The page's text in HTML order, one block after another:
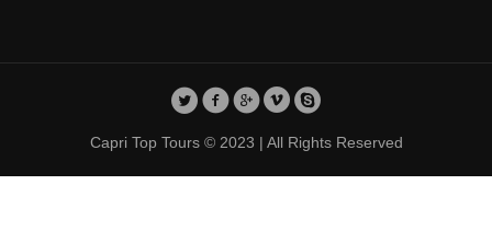
Capri Top Tours © 2023 | All Rights Reserved